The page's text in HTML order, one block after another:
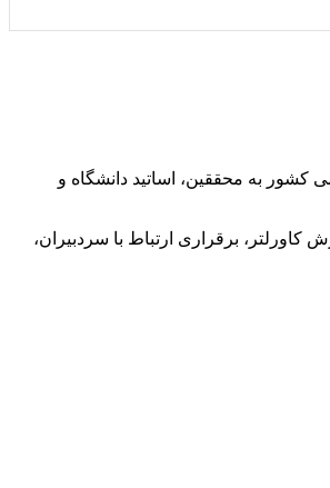
کشور به محققین، اساتید دانشگاه و
برقراری ارتباط با سردبیران،